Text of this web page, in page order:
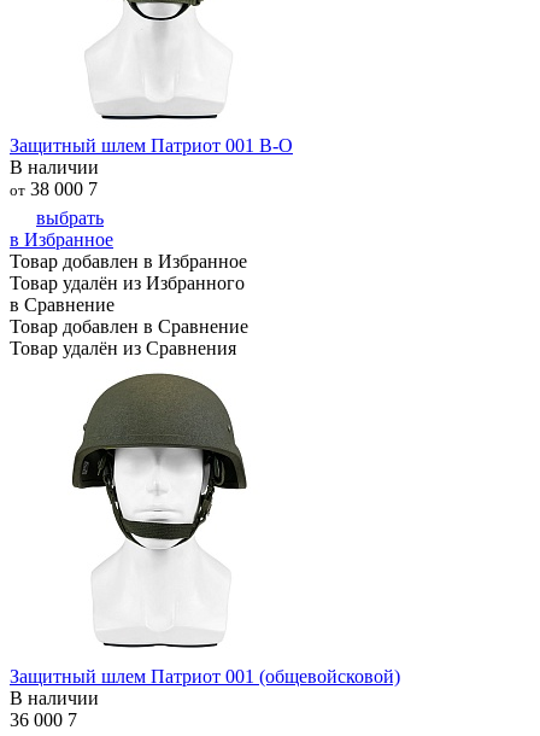
Защитный шлем Патриот 001 В-О
В наличии
от 38 000 7
выбрать
в Избранное
Товар добавлен в Избранное
Товар удалён из Избранного
в Сравнение
Товар добавлен в Сравнение
Товар удалён из Сравнения
Защитный шлем Патриот 001 (общевойсковой)
В наличии
36 000 7